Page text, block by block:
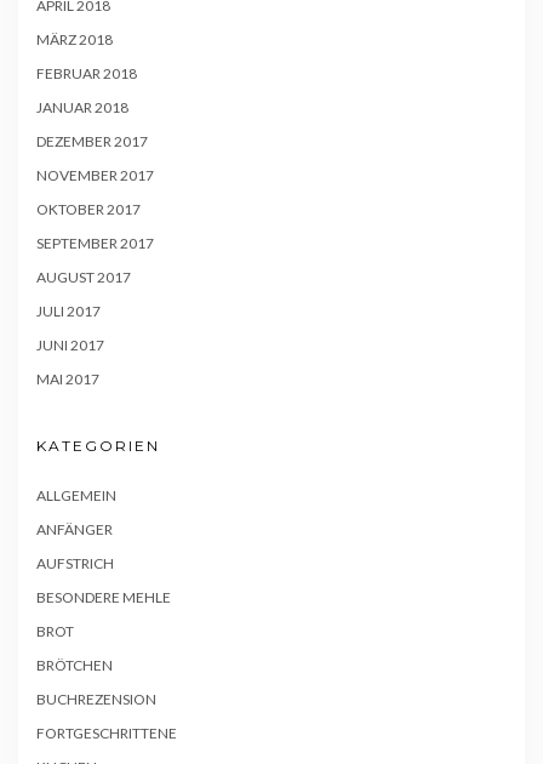
APRIL 2018
MÄRZ 2018
FEBRUAR 2018
JANUAR 2018
DEZEMBER 2017
NOVEMBER 2017
OKTOBER 2017
SEPTEMBER 2017
AUGUST 2017
JULI 2017
JUNI 2017
MAI 2017
KATEGORIEN
ALLGEMEIN
ANFÄNGER
AUFSTRICH
BESONDERE MEHLE
BROT
BRÖTCHEN
BUCHREZENSION
FORTGESCHRITTENE